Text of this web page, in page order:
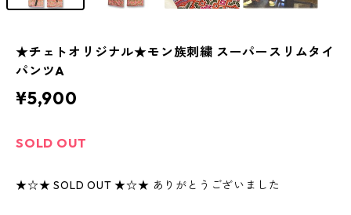
★チェトオリジナル★モン族刺繍 スーパースリムタイ
パンツA
¥5,900
SOLD OUT
★☆★ SOLD OUT ★☆★ ありがとうございました